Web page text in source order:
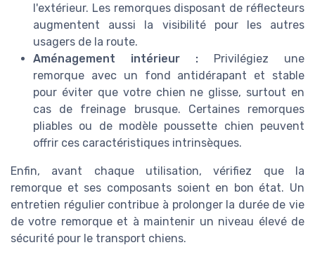
l'extérieur. Les remorques disposant de réflecteurs
augmentent aussi la visibilité pour les autres
usagers de la route.
Aménagement intérieur : Privilégiez une
remorque avec un fond antidérapant et stable
pour éviter que votre chien ne glisse, surtout en
cas de freinage brusque. Certaines remorques
pliables ou de modèle poussette chien peuvent
offrir ces caractéristiques intrinsèques.
Enfin, avant chaque utilisation, vérifiez que la
remorque et ses composants soient en bon état. Un
entretien régulier contribue à prolonger la durée de vie
de votre remorque et à maintenir un niveau élevé de
sécurité pour le transport chiens.